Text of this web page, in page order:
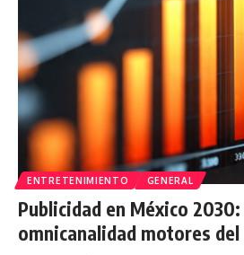
ENTRETENIMIENTO GENERAL
Publicidad en México
omnicanalidad motores